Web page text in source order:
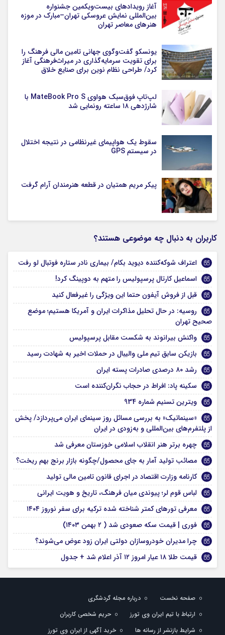
آغاز رویدادهای بیست‌ویکمین جشنواره
بین‌المللی نمایش عروسکی تهران–مبارک در موزه
هنرهای معاصر تهران
یونسکو گفت‌وگوی جهانی تامین مالی فرهنگ را
برای تقویت سرمایه‌گذاری در میراث‌فرهنگی آغاز
کرد/ طراحی نظام نوین برای صنایع خلاق
لپ‌تاپ فوق‌سبک هواوی MateBook Pro S با
شارژدهی ۱۸ ساعته رونمایی شد
سقوط یک هواپیمای غیرنظامی در نتیجه اختلال
در سیستم‌ GPS
پیکر مریم همتیان در قطعه هنرمندان آرام گرفت
کاربران به دنبال چه موضوعی هستند؟
اعتراف شوکه‌کننده دیوید بکام/ بیماری نادر ستاره فوتبال لو رفت
اسماعیل کارتال پرسپولیس را متهم به دوپینگ کرد!
قبل از فروش آیفون حتما این ویژگی را غیرفعال کنید
روسیه: در حال تحلیل مذاکرات ایران و آمریکا هستیم؛ موضع
صحیح تهران
واکنش بیرانوند به شکست مقابل پرسپولیس
بازیکن سابق تیم ملی والیبال در حملات اخیر به شهادت رسید
رشد ۸۰ درصدی صادرات پسته ایران
سکینه پاد: افراط در حجاب نگران‌کننده است
ویترین تسنیم شماره 934
«سینماتیک» به بررسی مسائل روز سینمای ایران می‌پردازد/ پخش
از پلتفرم‌های بین‌المللی و به‌زودی در ایران
چهره برتر هنر انقلاب اسلامی خوزستان معرفی شد
مصائب تولید آمار به جای محصول/چگونه بازار برنج بهم ریخت؟
کارنامه وزارت اقتصاد در اجرای قانون تامین مالی تولید
لباس قوم لر؛ پیوندی میان فرهنگ، تاریخ و هویت ایرانی
معرفی تورهای کمتر شناخته شده ترکیه برای سفر نوروز ۱۴۰۴
فوری | قیمت سکه صعودی شد ( ۲ بهمن ۱۴۰۳)
چرا مدیران خودروسازان دولتی ایران زود عوض می‌شوند؟
قیمت طلا ۱۸ عیار امروز ۱۲ آذر اعلام شد + جدول
صفحه نخست
درباره مجله گردشگری
ارتباط با تیم ایران وی تورز
حریم شخصی کاربران
شرایط بازنشر از رسانه ها
خرید آگهی از ایران وی تورز